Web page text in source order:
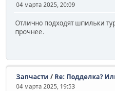
04 марта 2025, 20:09
Отлично подходят шпильки
прочнее.
Запчасти / Re: Подделка?
04 марта 2025, 19:53